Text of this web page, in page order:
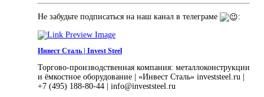
Не забудьте подписаться на наш канал в телеграме :
Инвест Сталь | Invest Steel
Торгово-производственная компания: металлоконструкции
и ёмкостное оборудование | «Инвест Сталь» investsteel.ru |
+7 (495) 188-80-44 | info@investsteel.ru